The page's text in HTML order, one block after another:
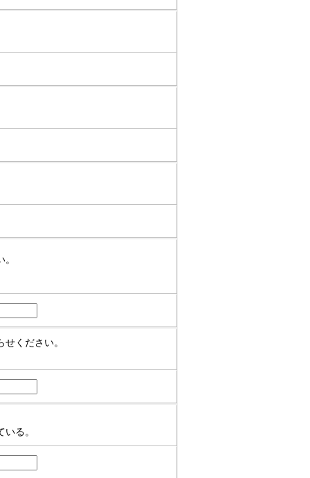
ください。
る。